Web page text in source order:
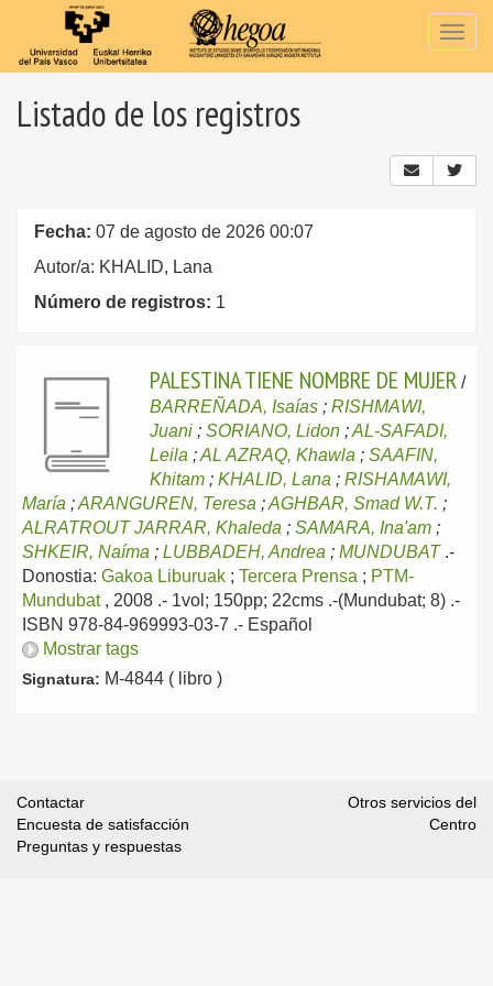
Listado de los registros
Fecha: 07 de agosto de 2026 00:07
Autor/a: KHALID, Lana
Número de registros: 1
PALESTINA TIENE NOMBRE DE MUJER /
BARREÑADA, Isaías ; RISHMAWI,
Juani ; SORIANO, Lidon ;AL-SAFADI,
Leila ;AL AZRAQ, Khawla ; SAAFIN,
Khitam ; KHALID, Lana ; RISHAMAWI,
María ;ARANGUREN, Teresa ;AGHBAR, Smad W.T. ;
ALRATROUT JARRAR, Khaleda ; SAMARA, Ina'am ;
SHKEIR, Naíma ; LUBBADEH, Andrea ; MUNDUBAT .-
Donostia: Gakoa Liburuak ; Tercera Prensa ; PTM-
Mundubat, 2008 .- 1vol; 150pp; 22cms .-(Mundubat; 8) .-
ISBN 978-84-969993-03-7 .- Español
Mostrar tags
Signatura: M-4844 ( libro )
Contactar
Encuesta de satisfacción
Preguntas y respuestas
Otros servicios del
Centro